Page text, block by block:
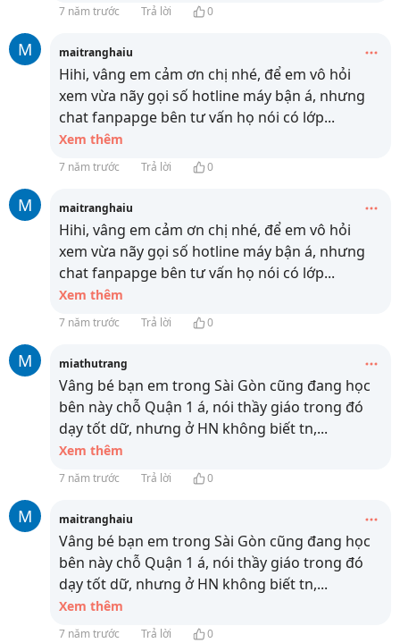
7 năm trước Trả lời 0
M maitranghaiu
Hihi, vâng em cảm ơn chị nhé, để em vô hỏi
xem vừa nãy gọi số hotline máy bận á, nhưng
chat fanpapge bên tư vấn họ nói có lớp...
Xem thêm
7 năm trước Trả lời 0
M maitranghaiu
Hihi, vâng em cảm ơn chị nhé, để em vô hỏi
xem vừa nãy gọi số hotline máy bận á, nhưng
chat fanpapge bên tư vấn họ nói có lớp...
Xem thêm
7 năm trước Trả lời 0
M miathutrang
Vâng bé bạn em trong Sài Gòn cũng đang học
bên này chỗ Quận 1 á, nói thầy giáo trong đó
dạy tốt dữ, nhưng ở HN không biết tn,...
Xem thêm
7 năm trước Trả lời 0
M maitranghaiu
Vâng bé bạn em trong Sài Gòn cũng đang học
bên này chỗ Quận 1 á, nói thầy giáo trong đó
dạy tốt dữ, nhưng ở HN không biết tn,...
Xem thêm
7 năm trước Trả lời 0